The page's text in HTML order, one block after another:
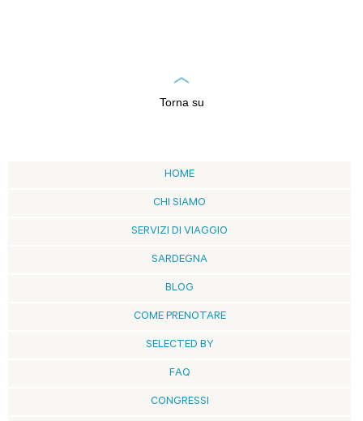
Torna su
HOME
CHI SIAMO
SERVIZI DI VIAGGIO
SARDEGNA
BLOG
COME PRENOTARE
SELECTED BY
FAQ
CONGRESSI